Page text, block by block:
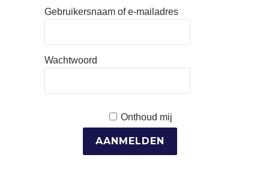
Gebruikersnaam of e-mailadres
Wachtwoord
Onthoud mij